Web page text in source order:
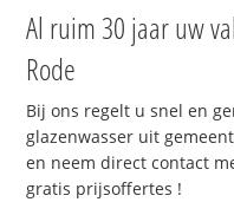
Al ruim 30 jaar uw
Rode
Bij ons regelt u snel en
glazenwasser uit
en neem direct contact
gratis prijsoffertes !